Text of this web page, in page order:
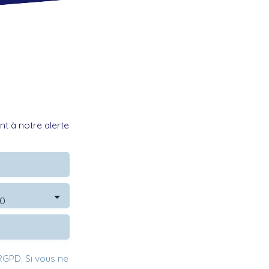
à notre alerte
Si vous ne